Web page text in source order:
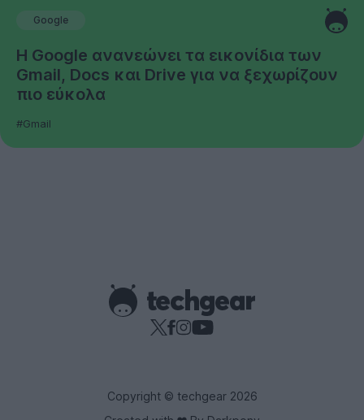
Google
Η Google ανανεώνει τα εικονίδια των
Gmail, Docs και Drive για να ξεχωρίζουν
πιο εύκολα
#Gmail
Copyright © techgear 2026